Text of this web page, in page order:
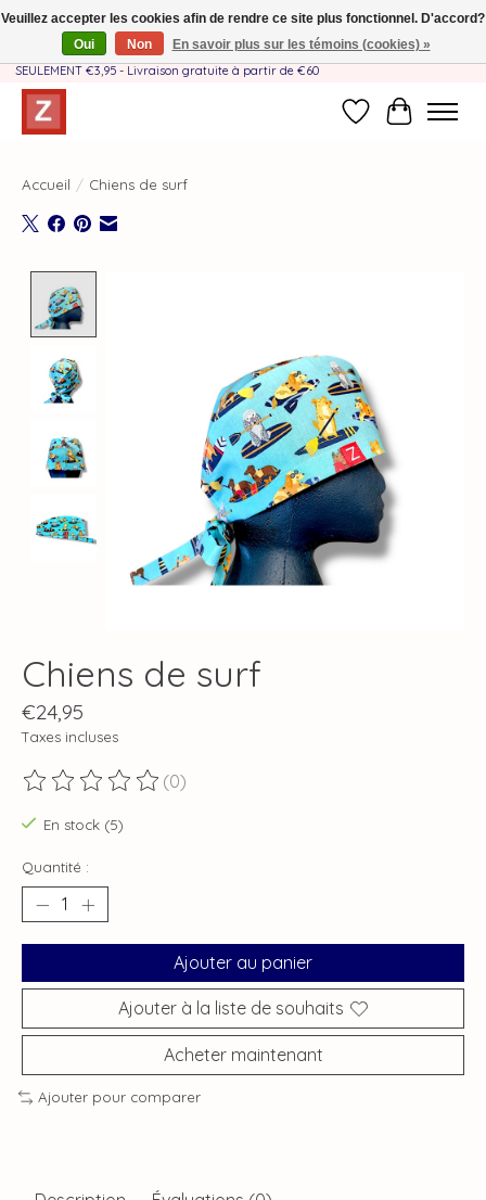
Fait à la main par une équipe mère-fille❤️ - Frais de livraison BE & NL
SEULEMENT €3,95 - Livraison gratuite à partir de €60
Liste dePanier
Accueil / Chiens de surf
Chiens de surf
€24,95
Taxes incluses
Ce produit est évalué à
(0)
En stock (5)
Quantité :
Ajouter au panier
Ajouter à la liste de souhaits
Acheter maintenant
Ajouter pour comparer
Veuillez accepter les cookies afin de rendre ce site plus fonctionnel. D'accord?
Oui
Non En savoir plus sur les témoins (cookies) »